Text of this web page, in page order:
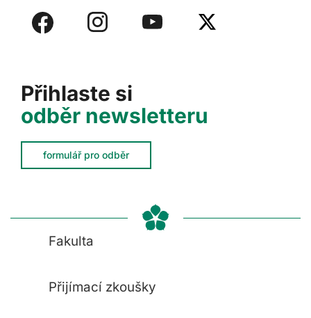
Přihlaste si
odběr newsletteru
formulář pro odběr
Fakulta
Přijímací zkoušky